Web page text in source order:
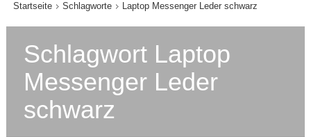
Startseite Schlagworte Laptop Messenger Leder schwarz
Schlagwort Laptop
Messenger Leder
schwarz